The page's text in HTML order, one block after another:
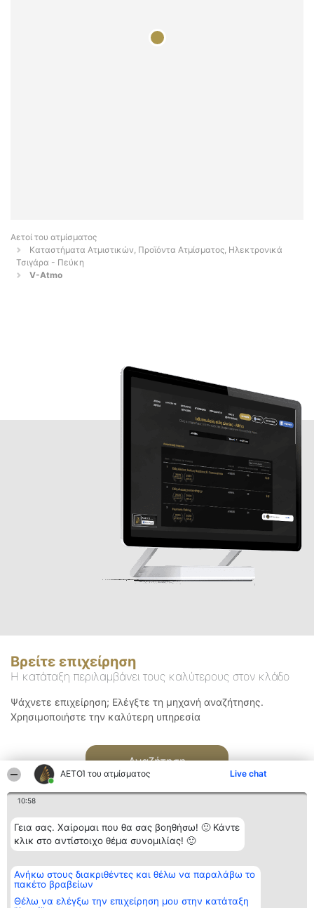
ΑΕΤΟΊ του ατμίσματος Live chat
10:58
Γεια σας. Χαίρομαι που θα σας βοηθήσω! 🙂 Κάντε
κλικ στο αντίστοιχο θέμα συνομιλίας! 🙂
Ανήκω στους διακριθέντες και θέλω να παραλάβω το
πακέτο βραβείων
Θέλω να ελέγξω την επιχείρηση μου στην κατάταξη
Αετοί του ατμίσματος
Καταστήματα Ατμιστικών, Προϊόντα Ατμίσματος, Ηλεκτρονικά
Τσιγάρα - Πεύκη
V-Atmo
Βρείτε επιχείρηση
Η κατάταξη περιλαμβάνει τους καλύτερους στον κλάδο
Ψάχνετε επιχείρηση; Ελέγξτε τη μηχανή αναζήτησης.
Χρησιμοποιήστε την καλύτερη υπηρεσία
Αναζήτηση
Διοργανωτής της
κατάταξης
BEAUTIFUL COMPANY
ΤΗΛ. ΕΠΙΚΟΙΝΩΝΙΑΣ:
Κατάταξη
Διακριθέντες
των
διακριθέντων
Επικοινωνία
Επικοινωνία